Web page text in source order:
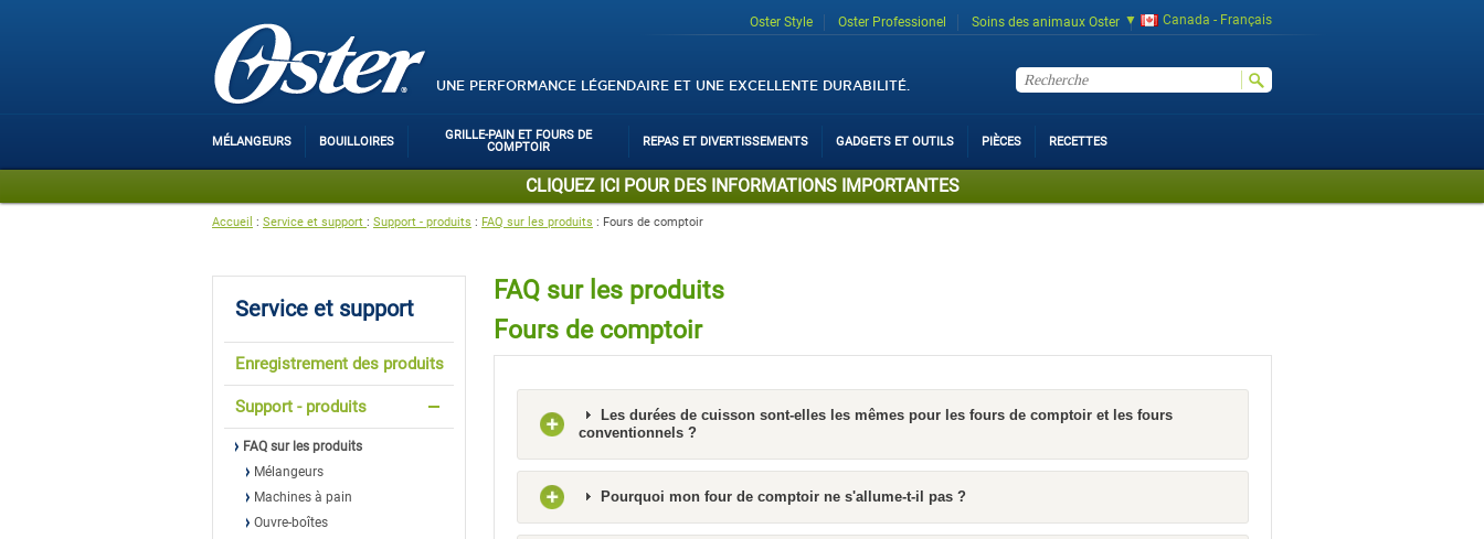
UNE PERFORMANCE LÉGENDAIRE ET UNE EXCELLENTE DURABILITÉ.
Oster Style Oster Professionel Soins des animaux Oster Canada - Français
MÉLANGEURS BOUILLOIRES
GRILLE-PAIN ET FOURS DE
COMPTOIR
REPAS ET DIVERTISSEMENTS GADGETS ET OUTILS PIÈCES RECETTES
CLIQUEZ ICI POUR DES INFORMATIONS IMPORTANTES
Accueil : Service et support : Support - produits : FAQ sur les produits : Fours de comptoir
FAQ sur les produits
Fours de comptoir
Les durées de cuisson sont-elles les mêmes pour les fours de comptoir et les fours
conventionnels ?
Pourquoi mon four de comptoir ne s'allume-t-il pas ?
Service et support
Enregistrement des produits
Support - produits
FAQ sur les produits
Mélangeurs
Machines à pain
Ouvre-boîtes